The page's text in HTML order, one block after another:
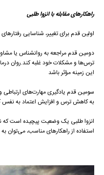
راهکارهای مقابله با انزوا طلبی
اولین قدم برای تغییر، شناسایی
دومین قدم مراجعه به روانشناس یا
ترس‌ها و مشکلات خود غلبه کند.روان
این زمینه مؤثر باشد
سومین قدم یادگیری مهارت‌های ارتباطی
به کاهش ترس و افزایش اعتماد به
انزوا طلبی یک وضعیت پیچیده است که
استفاده از راهکارهای مناسب، می‌توان